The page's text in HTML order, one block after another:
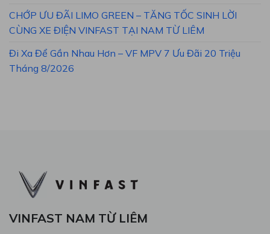
CHỚP ƯU ĐÃI LIMO GREEN – TĂNG TỐC SINH LỜI
CÙNG XE ĐIỆN VINFAST TẠI NAM TỪ LIÊM
Đi Xa Để Gần Nhau Hơn – VF MPV 7 Ưu Đãi 20 Triệu
Tháng 8/2026
VINFAST NAM TỪ LIÊM